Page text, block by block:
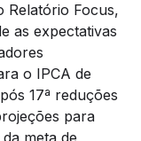
Relatório Focus,
as expectativas
o IPCA de
17ª reduções
para
meta de